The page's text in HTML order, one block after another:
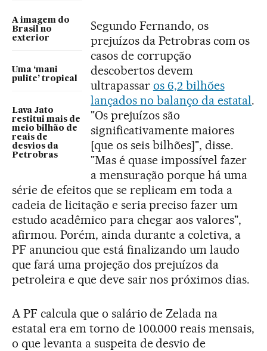
A imagem do
Brasil no
exterior
Uma ‘mani
pulite’ tropical
Lava Jato
restitui mais de
meio bilhão de
reais de
desvios da
Petrobras
Segundo Fernando, os
prejuízos da Petrobras com os
casos de corrupção
descobertos devem
ultrapassar os 6,2 bilhões
lançados no balanço da estatal.
"Os prejuízos são
significativamente maiores
[que os seis bilhões]", disse.
"Mas é quase impossível fazer
a mensuração porque há uma
série de efeitos que se replicam em toda a
cadeia de licitação e seria preciso fazer um
estudo acadêmico para chegar aos valores",
afirmou. Porém, ainda durante a coletiva, a
PF anunciou que está finalizando um laudo
que fará uma projeção dos prejuízos da
petroleira e que deve sair nos próximos dias.
A PF calcula que o salário de Zelada na
estatal era em torno de 100.000 reais mensais,
o que levanta a suspeita de desvio de